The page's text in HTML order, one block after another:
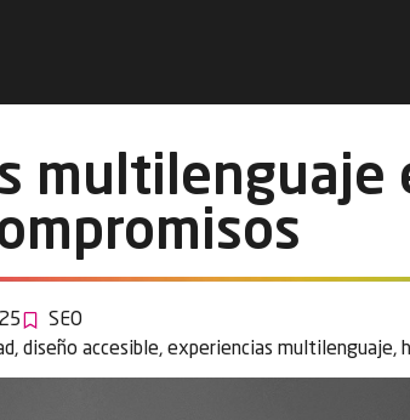
multilenguaje
SEO
, diseño accesible, experiencias multilenguaje,